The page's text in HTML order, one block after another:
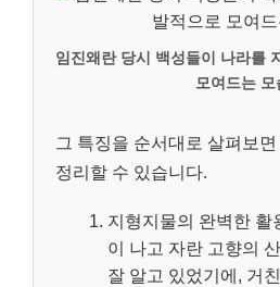
임진왜란 당시 백성들이 나라를
모여드는 모
그 특징을 순서대로 살펴보면
정리할 수 있습니다.
지형지물의 완벽한 활
이 나고 자란 고향의
잘 알고 있었기에, 거